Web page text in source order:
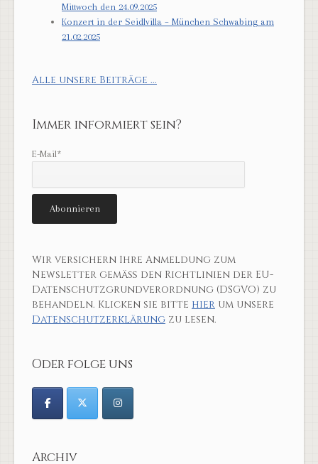
Mittwoch den 24.09.2025
Konzert in der Seidlvilla – München Schwabing am
21.02.2025
Alle unsere Beiträge ...
Immer informiert sein?
E-Mail*
Wir versichern Ihre Anmeldung zum
Newsletter gemäß den Richtlinien der EU-
Datenschutzgrundverordnung (DSGVO) zu
behandeln. Klicken sie bitte hier um unsere
Datenschutzerklärung zu lesen.
Oder folge uns
Archiv